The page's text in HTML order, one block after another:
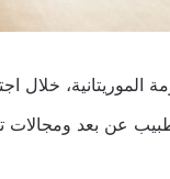
الموريتانية، خلال
عن بعد ومجالات